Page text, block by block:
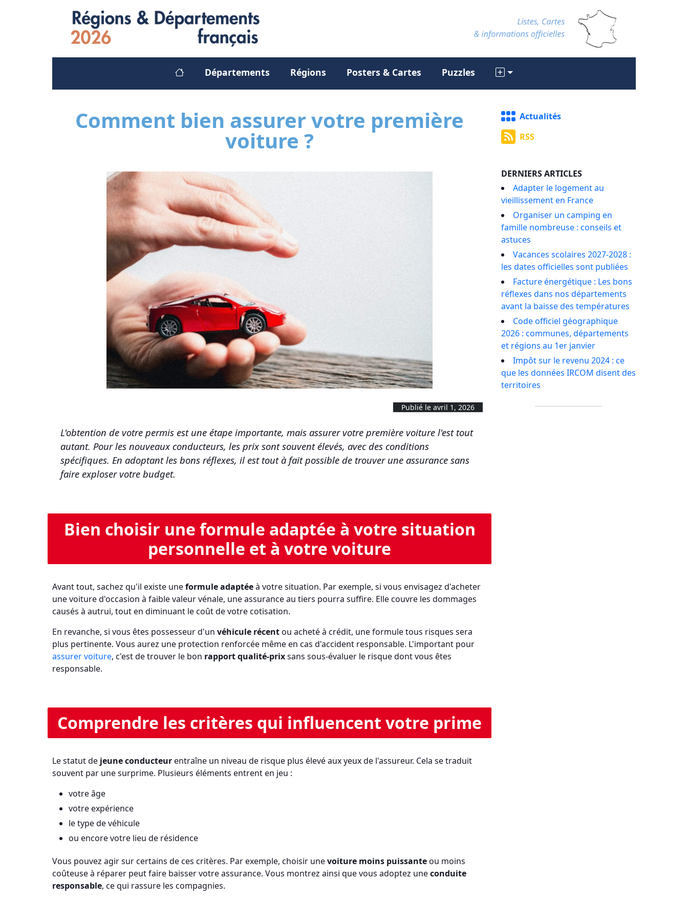
Départements Régions Posters & Cartes Puzzles
Comment bien assurer votre première
voiture ?
Publié le avril 1, 2026
L'obtention de votre permis est une étape importante, mais assurer votre première voiture l'est tout
autant. Pour les nouveaux conducteurs, les prix sont souvent élevés, avec des conditions
spécifiques. En adoptant les bons réflexes, il est tout à fait possible de trouver une assurance sans
faire exploser votre budget.
Bien choisir une formule adaptée à votre situation
personnelle et à votre voiture
Avant tout, sachez qu'il existe uneformule adaptéeà votre situation. Par exemple, si vous envisagez d'acheter
une voiture d'occasion à faible valeur vénale, une assurance au tiers pourra suffire. Elle couvre les dommages
causés à autrui, tout en diminuant le coût de votre cotisation.
En revanche, si vous êtes possesseur d'un véhicule récentou acheté à crédit, une formule tous risques sera
plus pertinente. Vous aurez une protection renforcée même en cas d'accident responsable. L'important pour
assurer voiture, c'est de trouver le bon rapport qualité-prixsans sous-évaluer le risque dont vous êtes
responsable.
Comprendre les critères qui influencent votre prime
Le statut de jeune conducteurentraîne un niveau de risque plus élevé aux yeux de l'assureur. Cela se traduit
souvent par une surprime. Plusieurs éléments entrent en jeu :
votre âge
votre expérience
le type de véhicule
ou encore votre lieu de résidence
Vous pouvez agir sur certains de ces critères. Par exemple, choisir unevoiture moins puissanteou moins
coûteuse à réparer peut faire baisser votre assurance. Vous montrez ainsi que vous adoptez uneconduite
responsable, ce qui rassure les compagnies.
Actualités
RSS
DERNIERS ARTICLES
Adapter le logement au
vieillissement en France
Organiser un camping en
famille nombreuse : conseils et
astuces
Vacances scolaires 2027-2028 :
les dates officielles sont publiées
Facture énergétique : Les bons
réflexes dans nos départements
avant la baisse des températures
Code officiel géographique
2026 : communes, départements
et régions au 1er janvier
Impôt sur le revenu 2024 : ce
que les données IRCOM disent des
territoires